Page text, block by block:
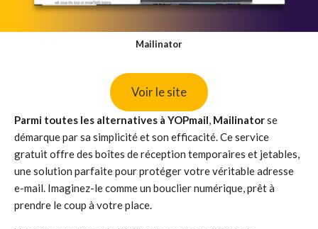
Mailinator
Voir le site
Parmi toutes les alternatives à YOPmail, Mailinatorse
démarque par sa simplicité et son efficacité. Ce service
gratuit offre des boîtes de réception temporaires et jetables,
une solution parfaite pour protéger votre véritable adresse
e-mail. Imaginez-le comme un bouclier numérique, prêt à
prendre le coup à votre place.